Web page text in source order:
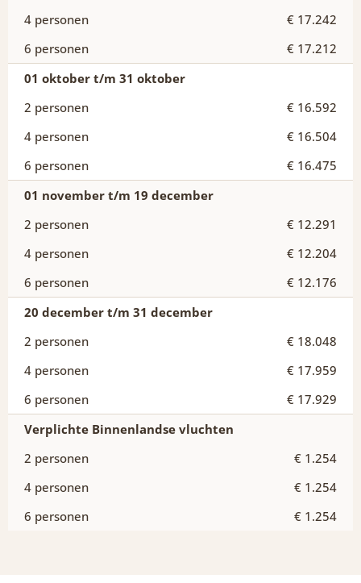
€ 17.242
€ 17.212
01 oktober t/m 31 oktober
€ 16.592
€ 16.504
€ 16.475
01 november t/m 19 december
€ 12.291
€ 12.204
€ 12.176
20 december t/m 31 december
€ 18.048
€ 17.959
€ 17.929
Verplichte Binnenlandse vluchten
€ 1.254
€ 1.254
€ 1.254